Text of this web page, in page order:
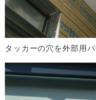
タッカーの穴を外部用パ